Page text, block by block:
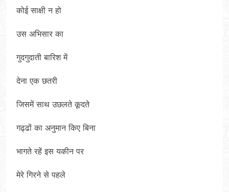
कोई साक्षी न हो
उस अभिसार का
गुदगुदाती बारिश में
देना एक छतरी
जिसमें साथ उछलते कूदते
गढ्ढों का अनुमान किए बिना
भागते रहें इस यकीन पर
मेरे गिरने से पहले